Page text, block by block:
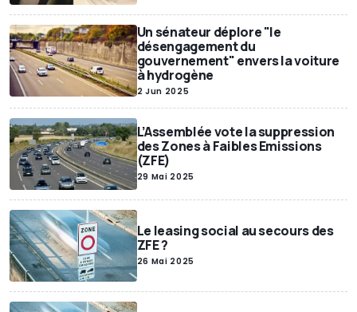
Un sénateur déplore "le
désengagement du
gouvernement" envers la voiture
à hydrogène
2 Jun 2025
L’Assemblée vote la suppression
des Zones à Faibles Emissions
(ZFE)
29 Mai 2025
Le leasing social au secours des
ZFE ?
26 Mai 2025